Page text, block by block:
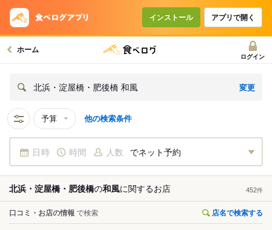
インストール アプリで開く
ホーム
ログイン
北浜・淀屋橋・肥後橋 和風 変更
予算 他の検索条件
日時 時間 人数 でネット予約
北浜・淀屋橋・肥後橋の和風に関するお店 452件
口コミ・お店の情報 で検索 店名で検索する